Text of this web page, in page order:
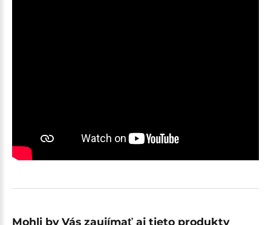
Mohli by Vás zaujímať aj tieto produkty